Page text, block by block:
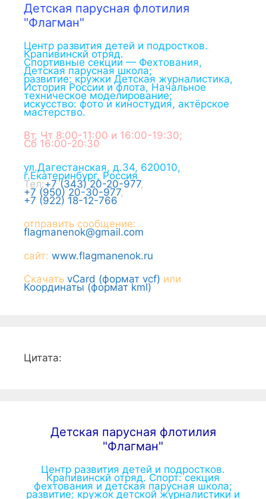
Детская парусная флотилия
"Флагман"
Центр развития детей и подростков.
Крапивинскй отряд.
Спортивные секции — Фехтования,
Детская парусная школа;
развитие: кружки Детская журналистика,
История России и флота, Начальное
техническое моделирование;
искусство: фото и киностудия, актёрское
мастерство.
Вт, Чт 8:00-11:00 и 16:00-19:30;
Сб 16:00-20:30
ул.Дагестанская, д.34, 620010,
г.Екатеринбург, Россия
Тел:+7 (343) 20-20-977,
+7 (950) 20-30-977,
+7 (922) 18-12-766
отправить сообщение:
flagmanenok@gmail.com
сайт: www.flagmanenok.ru
Скачать vCard (формат vcf) или
Координаты (формат kml)
Цитата:
Детская парусная флотилия
"Флагман"
Центр развития детей и подростков.
Крапивинскй отряд. Спорт: секция
фехтования и детская парусная школа;
развитие: кружок детской журналистики и